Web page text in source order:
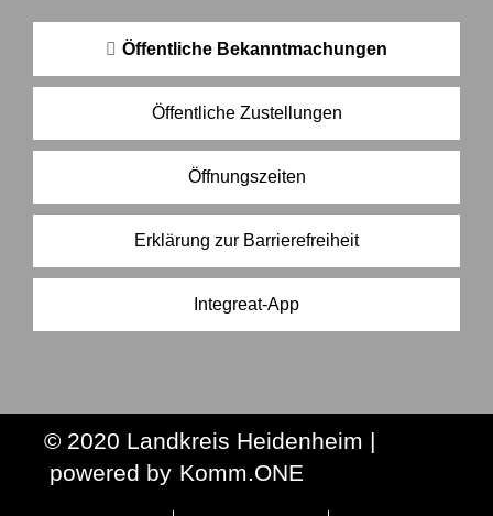
Öffentliche Bekanntmachungen
Öffentliche Zustellungen
Öffnungszeiten
Erklärung zur Barrierefreiheit
Integreat-App
© 2020 Landkreis Heidenheim |
powered by Komm.ONE